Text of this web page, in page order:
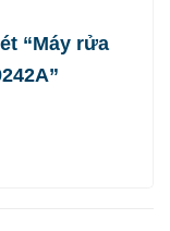
“Máy rửa